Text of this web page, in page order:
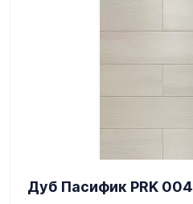
Дуб Пасифик PRK 004